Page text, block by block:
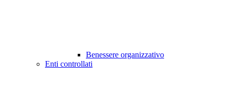
Benessere organizzativo
Enti controllati